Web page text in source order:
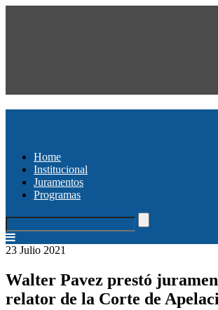
Home
Institucional
Juramentos
Programas
23 Julio 2021
Walter Pavez prestó
relator de la Corte de